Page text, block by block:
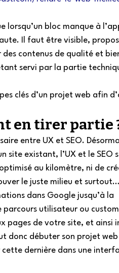
lorsqu’un bloc manque à
Il faut être visible,
contenus de qualité et
servi par la partie
clés d’un projet web afin
en tirer partie
entre UX et SEO.
site existant, l’UX et le SEO
au kilomètre, ni de
le juste milieu et
dans Google jusqu’à la
parcours utilisateur ou
pages de votre site, et ainsi
donc débuter son projet
cette dernière dans une